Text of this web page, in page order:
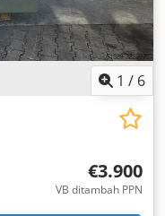
1 / 6
€3.900
VB ditambah PPN